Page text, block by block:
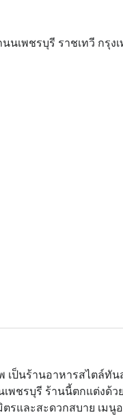
money. There
นเพชรบุรี ราชเทวี กรุง
เป็นร้านอาหารสไตล์ทั
พชรบุรี ร้านนี้ตกแต่งด้
รและสะดวกสบาย เม